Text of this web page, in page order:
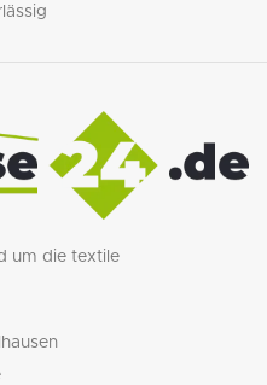
um die textile